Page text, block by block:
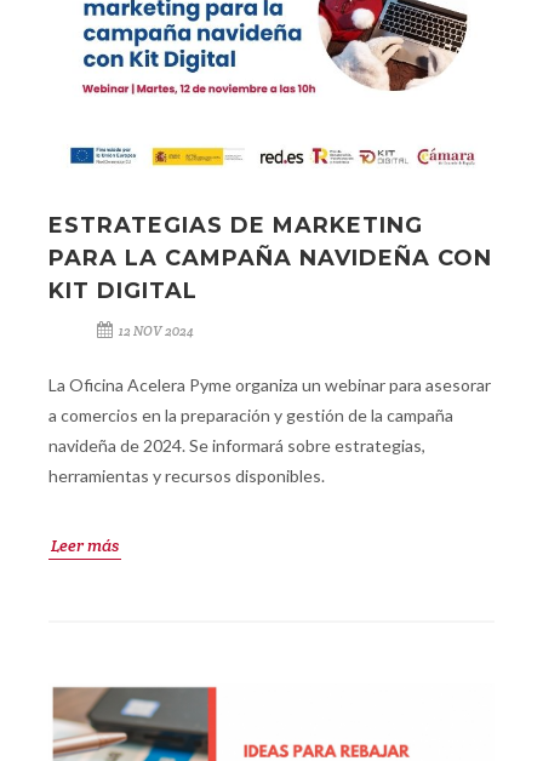
ESTRATEGIAS DE MARKETING
PARA LA CAMPAÑA NAVIDEÑA CON
KIT DIGITAL
12 NOV 2024
La Oficina Acelera Pyme organiza un webinar para asesorar
a comercios en la preparación y gestión de la campaña
navideña de 2024. Se informará sobre estrategias,
herramientas y recursos disponibles.
Leer más